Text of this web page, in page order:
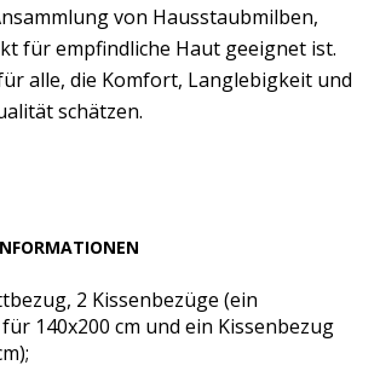
von Hausstaubmilben,
für empfindliche Haut geeignet ist.
alle, die Komfort, Langlebigkeit und
schätzen.
2 Kissenbezüge (ein
140x200 cm und ein Kissenbezug